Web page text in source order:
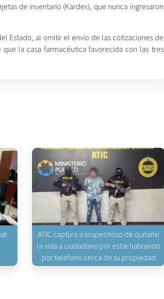
de inventario (Kardex), que nunca ingresaron
Estado, al omitir el envío de las cotizaciones de
la casa farmacéutica favorecida con las tres
ATIC captura a sospechoso de quitarle
la vida a ciudadano por estar hablando
por teléfono cerca de su propiedad